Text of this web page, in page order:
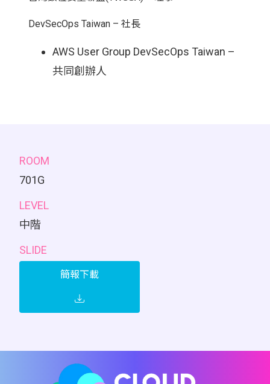
DevSecOps Taiwan – 社長
AWS User Group DevSecOps Taiwan –
共同創辦人
ROOM
701G
LEVEL
中階
SLIDE
簡報下載